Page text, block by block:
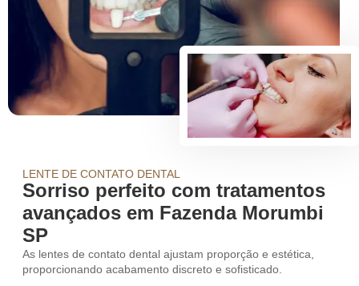
LENTE DE CONTATO DENTAL
Sorriso perfeito com tratamentos
avançados em Fazenda Morumbi
SP
As lentes de contato dental ajustam proporção e estética,
proporcionando acabamento discreto e sofisticado.